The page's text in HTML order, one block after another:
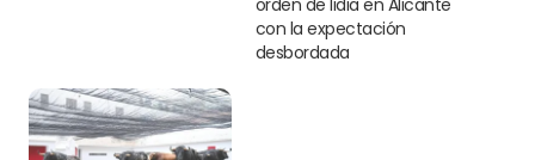
orden de lidia en Alicante
con la expectación
desbordada